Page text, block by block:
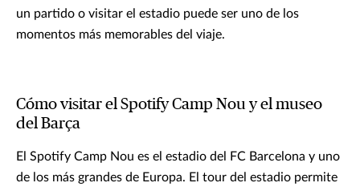
un partido o visitar el estadio puede ser uno de los
momentos más memorables del viaje.
Cómo visitar el Spotify Camp Nou y el museo
del Barça
El Spotify Camp Nou es el estadio del FC Barcelona y uno
de los más grandes de Europa. El tour del estadio permite